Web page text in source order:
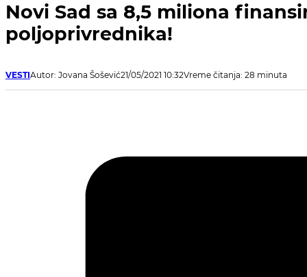
Novi Sad sa 8,5 miliona
poljoprivrednika!
VESTIAutor: Jovana Šošević21/05/2021 10:32Vreme čitanja: 28 minuta